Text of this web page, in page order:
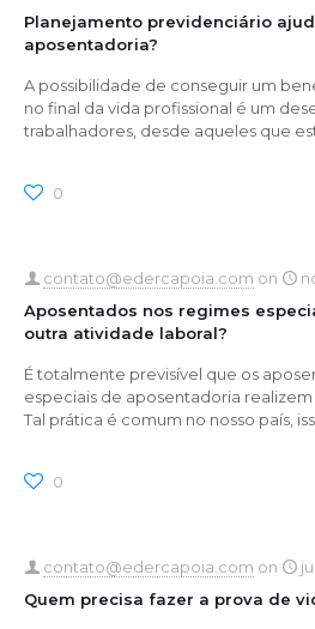
Planejamento previdenciário
aposentadoria?
A possibilidade de conseguir um
no final da vida profissional é um
trabalhadores, desde aqueles que
0
contato@edercapoia.com on
Aposentados nos regimes
outra atividade laboral?
É totalmente previsível que os
especiais de aposentadoria realizem
Tal prática é comum no nosso país,
0
contato@edercapoia.com on
Quem precisa fazer a prova de